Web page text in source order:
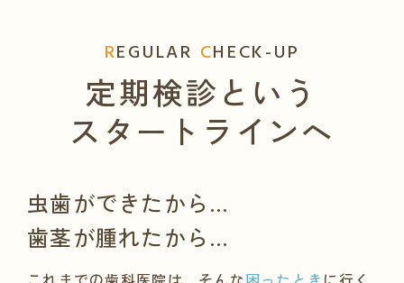
REGULAR CHECK-UP
定期検診という
スタートラインへ
虫歯ができたから…
歯茎が腫れたから…